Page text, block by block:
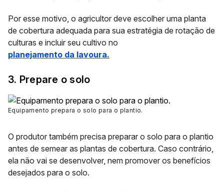
Por esse motivo, o agricultor deve escolher uma planta
de cobertura adequada para sua estratégia de rotação de
culturas e incluir seu cultivo no
planejamento da lavoura.
3. Prepare o solo
Equipamento prepara o solo para o plantio.
O produtor também precisa preparar o solo para o plantio
antes de semear as plantas de cobertura. Caso contrário,
ela não vai se desenvolver, nem promover os benefícios
desejados para o solo.